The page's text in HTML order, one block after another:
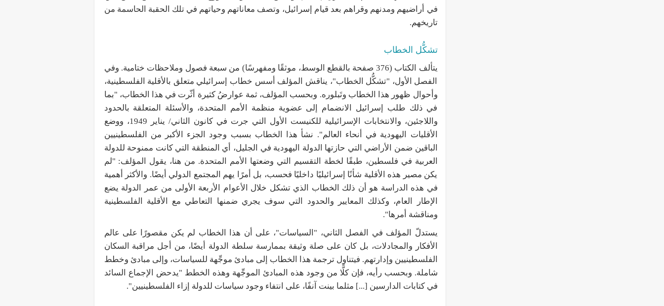
في أراضيهم ومدنهم وقراهم بعد قيام إسرائيل، وتصف معاناتهم وحياتهم في تلك الحقبة الحاسمة من
تاريخهم.
تشكُّل الخطاب
يتألف الكتاب (376 صفحة بالقطع الوسط، موثقًا ومفهرسًا) من سبعة فصول وملاحظات ختامية. وفي
الفصل الأول، "تشكُّل الخطاب"، يناقش المؤلف أسس خطاب إسرائيلي متعلق بالأقلية الفلسطينية،
وأحوال ظهور هذا الخطاب وتَبلوره. وبحسب المؤلف، ثمة عوارضُ كثيرة أثّرت في هذا الخطاب، "بما
في ذلك طلب إسرائيل الانضمام إلى عضوية منظمة الأمم المتحدة، والأسئلة المتعلقة بالحدود
واللاجئين، والانتخابات الإسرائيلية للكنيست الأول التي جرت في كانون الثاني/ يناير 1949، ووضع
الأقليات اليهودية في أنحاء العالم". نشأ هذا الخطاب بسبب وجود الجزء الأكبر من الفلسطينيين
الباقين ضمن الأراضي التي حازتها الدولة اليهودية في الجليل، أي المنطقة التي كانت ممنوحة للدولة
العربية في فلسطين، طبقًا لخطة التقسيم التي وضعتها الأمم المتحدة. من هنا، يقول المؤلف: "لم
يكن مصير هذه الأقلية شأنًا إسرائيليًا داخليًا فحسب، بل أمرًا يهم المجتمع الدولي أيضًا. والأكثر أهمية
في هذه الدراسة هو أن ذلك الخطاب الذي تشكل خلال الأعوام الأربعة الأولى من عمر الدولة يضع
الإطار العام، وكذلك المعايير والحدود التي سوف يجري ضمنها التعاطي مع الأقلية الفلسطينية
ومناقشة أمرها".
يستدلّ المؤلف في الفصل الثاني، "السياسات"، على أن هذا الخطاب لم يكن مقصورًا على عالم
الأفكار والمجادلات، بل كان على صلة وثيقة بممارسة سلطة الدولة أيضًا، من أجل مراقبة السكان
الفلسطينيين وإدارتهم. فيتناول ترجمة هذا الخطاب إلى مبادئ موجِّهة للسياسات، وإلى مبادئ وخطط
شاملة. وبحسب رأيه، فإن كلًّا من وجود هذه المبادئ الموجِّهة وهذه الخطط "يدحض الإجماع السائد
في كتابات الدارسين [...] مثلما بينت آنفًا، على انتفاء وجود سياسات للدولة إزاء الفلسطينيين".